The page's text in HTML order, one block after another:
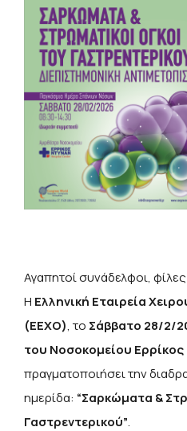
Αγαπητοί συνάδελφοι, φίλες
Η Ελληνική Εταιρεία
(ΕΕΧΟ), το Σάββατο 28/2/
του Νοσοκομείου
πραγματοποιήσει την
ημερίδα: “Σαρκώματα &
Γαστρεντερικού”.